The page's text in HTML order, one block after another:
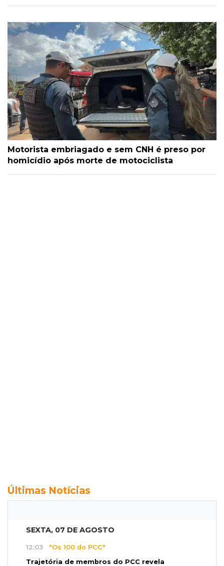
Motorista embriagado e sem CNH é preso por
homicídio após morte de motociclista
Últimas Notícias
SEXTA, 07 DE AGOSTO
12:03 "Os 100 do PCC"
Trajetória de membros do PCC revela